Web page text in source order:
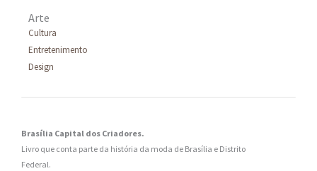
Arte
Cultura
Entretenimento
Design
Brasília Capital dos Criadores.
Livro que conta parte da história da moda de Brasília e Distrito
Federal.